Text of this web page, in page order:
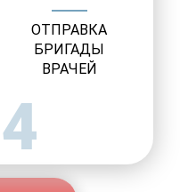
ОТПРАВКА
БРИГАДЫ
ВРАЧЕЙ
4